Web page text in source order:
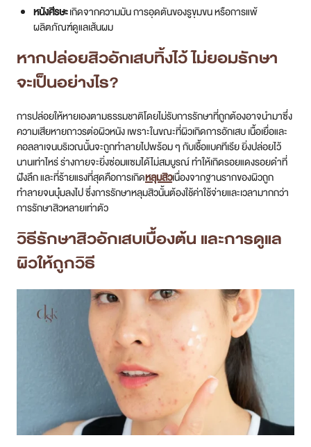
หนังศีรษะเกิดจากความมัน การอุดตันของรูขุมขน หรือการแพ้
ผลิตภัณฑ์ดูแลเส้นผม
หากปล่อยสิวอักเสบทิ้งไว้ ไม่ยอมรักษา
จะเป็นอย่างไร?
การปล่อยให้หายเองตามธรรมชาติโดยไม่รับการรักษาที่ถูกต้องอาจนำมาซึ่ง
ความเสียหายถาวรต่อผิวหนัง เพราะในขณะที่ผิวเกิดการอักเสบ เนื้อเยื่อและ
คอลลาเจนบริเวณนั้นจะถูกทำลายไปพร้อม ๆ กับเชื้อแบคทีเรีย ยิ่งปล่อยไว้
นานเท่าไหร่ ร่างกายจะยิ่งซ่อมแซมได้ไม่สมบูรณ์ ทำให้เกิดรอยแดงรอยดำที่
ฝังลึก และที่ร้ายแรงที่สุดคือการเกิดหลุมสิวเนื่องจากฐานรากของผิวถูก
ทำลายจนบุ๋มลงไป ซึ่งการรักษาหลุมสิวนั้นต้องใช้ค่าใช้จ่ายและเวลามากกว่า
การรักษาสิวหลายเท่าตัว
วิธีรักษาสิวอักเสบเบื้องต้น และการดูแล
ผิวให้ถูกวิธี